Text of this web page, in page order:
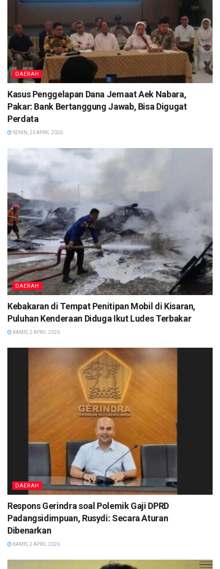
DAERAH
Kasus Penggelapan Dana Jemaat Aek Nabara,
Pakar: Bank Bertanggung Jawab, Bisa Digugat
Perdata
SENIN, 20 APRIL 2026
DAERAH
Kebakaran di Tempat Penitipan Mobil di Kisaran,
Puluhan Kenderaan Diduga Ikut Ludes Terbakar
KAMIS, 2 APRIL 2026
DAERAH
Respons Gerindra soal Polemik Gaji DPRD
Padangsidimpuan, Rusydi: Secara Aturan
Dibenarkan
KAMIS, 2 APRIL 2026